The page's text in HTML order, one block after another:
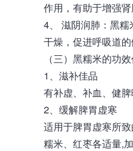
作用，有助于增强
4、 滋阴润肺：黑
干燥，促进呼吸道的
（三）黑糯米的功
1、滋补佳品
有补虚、补血、健脾
2、缓解脾胃虚寒
适用于脾胃虚寒所
糯米、红枣各适量,